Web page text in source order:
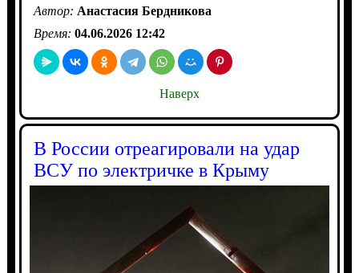
Автор: Анастасия Бердникова
Время: 04.06.2026 12:42
Наверх
В России отреагировали на удар
ВСУ по электричке в Крыму